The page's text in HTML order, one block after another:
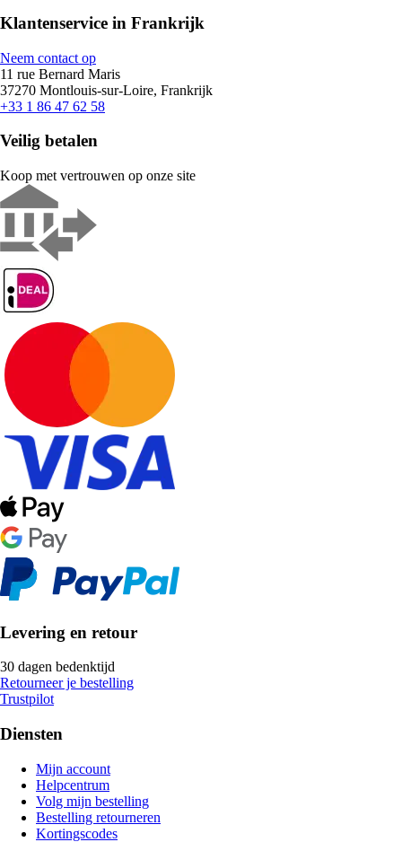
Klantenservice in Frankrijk
Neem contact op
11 rue Bernard Maris
37270 Montlouis-sur-Loire, Frankrijk
+33 1 86 47 62 58
Veilig betalen
Koop met vertrouwen op onze site
Levering en retour
30 dagen bedenktijd
Retourneer je bestelling
Trustpilot
Diensten
Mijn account
Helpcentrum
Volg mijn bestelling
Bestelling retourneren
Kortingscodes